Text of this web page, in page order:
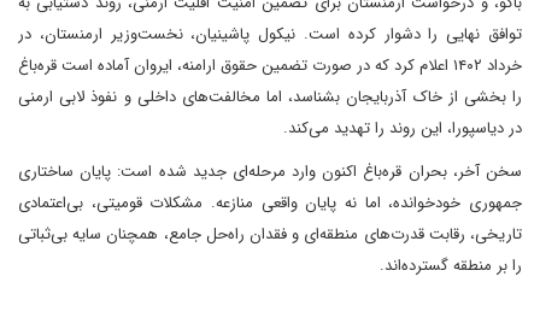
توافق نهایی را دشوار کرده است. نیکول پاشینیان، نخست‌وزیر ارمنستان، در
خرداد ۱۴۰۲ اعلام کرد که در صورت تضمین حقوق ارامنه، ایروان آماده است قره‌باغ
را بخشی از خاک آذربایجان بشناسد، اما مخالفت‌های داخلی و نفوذ لابی ارمنی
در دیاسپورا، این روند را تهدید می‌کند.
سخن آخر، بحران قره‌باغ اکنون وارد مرحله‌ای جدید شده است: پایان ساختاری
جمهوری خودخوانده، اما نه پایان واقعی منازعه. مشکلات قومیتی، بی‌اعتمادی
تاریخی، رقابت قدرت‌های منطقه‌ای و فقدان راه‌حل جامع، همچنان سایه بی‌ثباتی
را بر منطقه گسترده‌اند.